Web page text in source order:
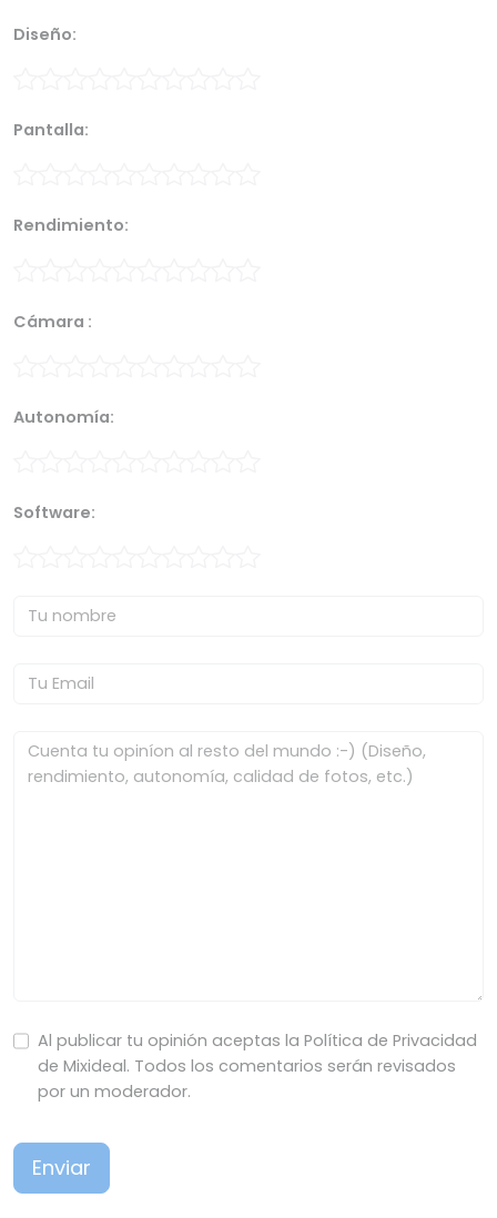
Diseño:
Pantalla:
Rendimiento:
Cámara :
Autonomía:
Software:
Al publicar tu opinión aceptas la Política de Privacidad
de Mixideal. Todos los comentarios serán revisados
por un moderador.
Enviar